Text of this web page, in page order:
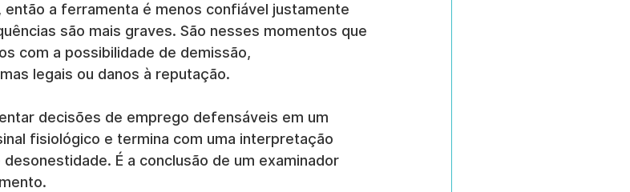
a ferramenta é menos confiável justamente
são mais graves. São nesses momentos que
com a possibilidade de demissão,
legais ou danos à reputação.
decisões de emprego defensáveis em um
fisiológico e termina com uma interpretação
É a conclusão de um examinador